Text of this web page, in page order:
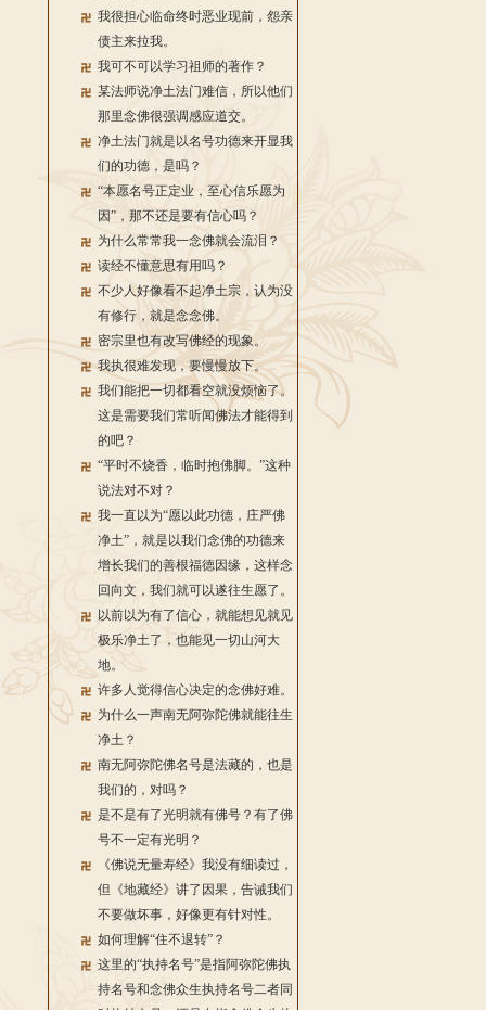
我很担心临命终时恶业现前，怨亲
债主来拉我。
我可不可以学习祖师的著作？
某法师说净土法门难信，所以他们
那里念佛很强调感应道交。
净土法门就是以名号功德来开显我
们的功德，是吗？
“本愿名号正定业，至心信乐愿为
因”，那不还是要有信心吗？
为什么常常我一念佛就会流泪？
读经不懂意思有用吗？
不少人好像看不起净土宗，认为没
有修行，就是念念佛。
密宗里也有改写佛经的现象。
我执很难发现，要慢慢放下。
我们能把一切都看空就没烦恼了。
这是需要我们常听闻佛法才能得到
的吧？
“平时不烧香，临时抱佛脚。”这种
说法对不对？
我一直以为“愿以此功德，庄严佛
净土”，就是以我们念佛的功德来
增长我们的善根福德因缘，这样念
回向文，我们就可以遂往生愿了。
以前以为有了信心，就能想见就见
极乐净土了，也能见一切山河大
地。
许多人觉得信心决定的念佛好难。
为什么一声南无阿弥陀佛就能往生
净土？
南无阿弥陀佛名号是法藏的，也是
我们的，对吗？
是不是有了光明就有佛号？有了佛
号不一定有光明？
《佛说无量寿经》我没有细读过，
但《地藏经》讲了因果，告诫我们
不要做坏事，好像更有针对性。
如何理解“住不退转”？
这里的“执持名号”是指阿弥陀佛执
持名号和念佛众生执持名号二者同